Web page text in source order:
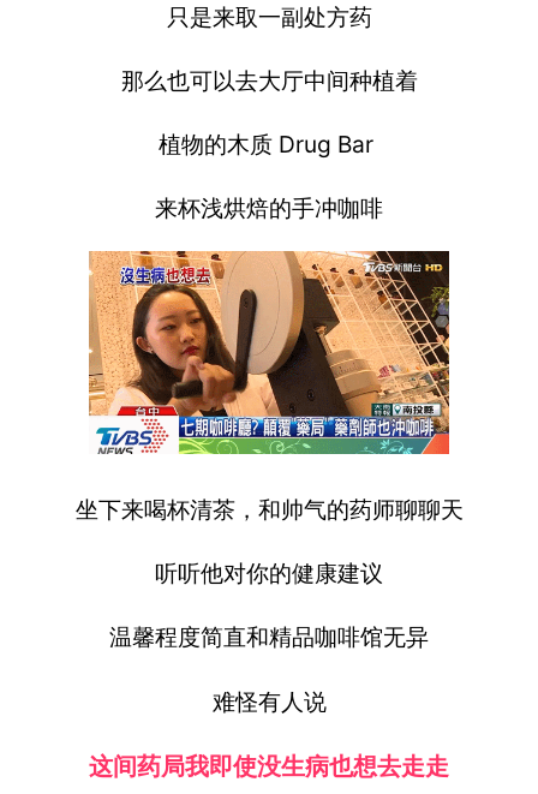
只是来取一副处方药
那么也可以去大厅中间种植着
植物的木质 Drug Bar
来杯浅烘焙的手冲咖啡
坐下来喝杯清茶，和帅气的药师聊聊天
听听他对你的健康建议
温馨程度简直和精品咖啡馆无异
难怪有人说
这间药局我即使没生病也想去走走